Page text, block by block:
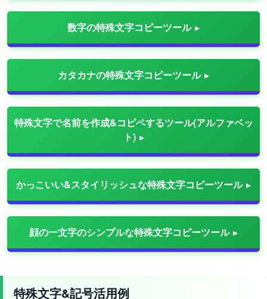
数字の特殊文字コピーツール
カタカナの特殊文字コピーツール
特殊文字で名前を作成&コピペするツール(アルファベッ
ト)
かっこいい&スタイリッシュな特殊文字コピーツール
顔の一文字のシンプルな特殊文字コピーツール
特殊文字&記号活用例